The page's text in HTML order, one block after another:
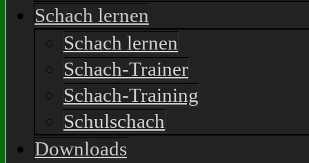
Schach lernen
Schach lernen
Schach-Trainer
Schach-Training
Schulschach
Downloads